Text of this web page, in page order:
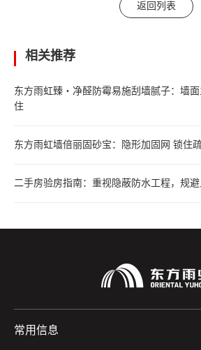
返回列表
相关推荐
东方雨虹臻・净醛防霉易施刮墙腻子：墙
住
东方雨虹墙倍丽固砂宝：隐形加固网 锁住
二手房验房指南：重视隐蔽防水工程，规
常用信息